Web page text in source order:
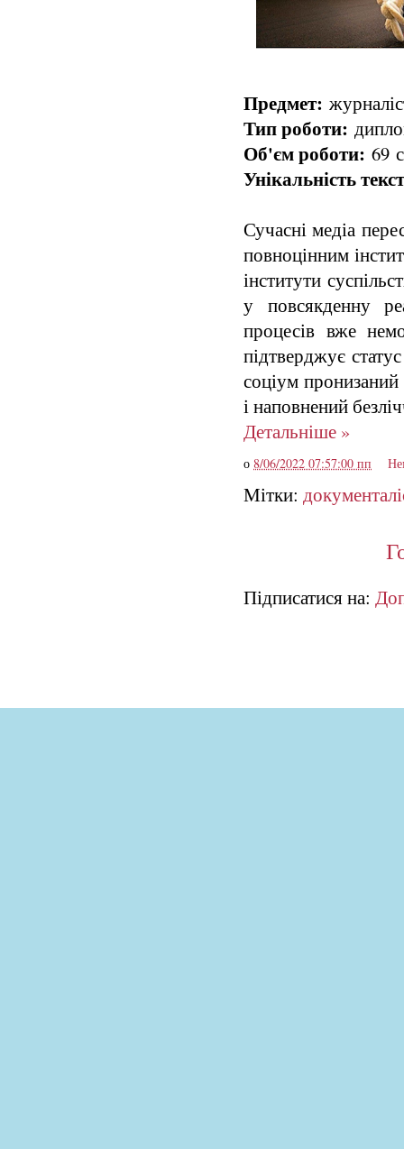
Предмет:
Тип роботи:
Об'єм роботи: 69
Унікальність
Сучасні медіа
повноцінним
інститути
у повсякденну
процесів вже
підтверджує
соціум пронизаний
і наповнений
Детальніше »
о 8/06/2022 07:57:00 пп
Мітки:
Підписатися на: